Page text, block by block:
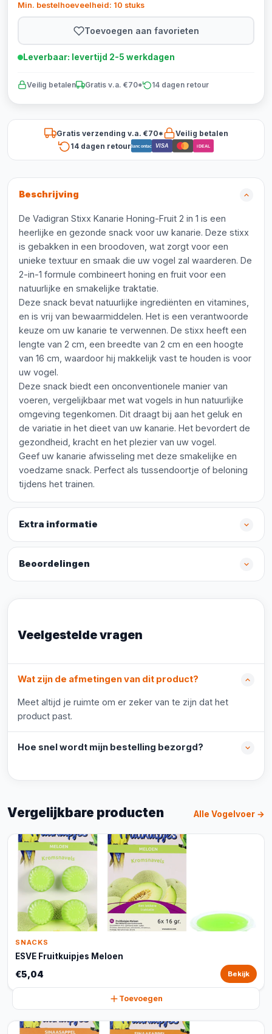
Min. bestelhoeveelheid: 10 stuks
Toevoegen aan favorieten
Leverbaar: levertijd 2-5 werkdagen
Veilig betalen Gratis v.a. €70* 14 dagen retour
Gratis verzending v.a. €70*
Veilig betalen
14 dagen retourBancontact VISA iDEAL
Beschrijving
De Vadigran Stixx Kanarie Honing-Fruit 2 in 1 is een
heerlijke en gezonde snack voor uw kanarie. Deze stixx
is gebakken in een broodoven, wat zorgt voor een
unieke textuur en smaak die uw vogel zal waarderen. De
2-in-1 formule combineert honing en fruit voor een
natuurlijke en smakelijke traktatie.
Deze snack bevat natuurlijke ingrediënten en vitamines,
en is vrij van bewaarmiddelen. Het is een verantwoorde
keuze om uw kanarie te verwennen. De stixx heeft een
lengte van 2 cm, een breedte van 2 cm en een hoogte
van 16 cm, waardoor hij makkelijk vast te houden is voor
uw vogel.
Deze snack biedt een onconventionele manier van
voeren, vergelijkbaar met wat vogels in hun natuurlijke
omgeving tegenkomen. Dit draagt bij aan het geluk en
de variatie in het dieet van uw kanarie. Het bevordert de
gezondheid, kracht en het plezier van uw vogel.
Geef uw kanarie afwisseling met deze smakelijke en
voedzame snack. Perfect als tussendoortje of beloning
tijdens het trainen.
Extra informatie
Beoordelingen
Veelgestelde vragen
Wat zijn de afmetingen van dit product?
Meet altijd je ruimte om er zeker van te zijn dat het
product past.
Hoe snel wordt mijn bestelling bezorgd?
Vergelijkbare producten Alle Vogelvoer →
SNACKS
ESVE Fruitkuipjes Meloen
€5,04 Bekijk
Toevoegen